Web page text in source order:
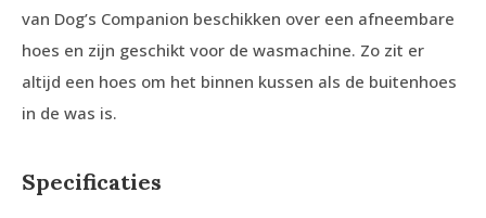
van Dog’s Companion beschikken over een afneembare
hoes en zijn geschikt voor de wasmachine. Zo zit er
altijd een hoes om het binnen kussen als de buitenhoes
in de was is.
Specificaties